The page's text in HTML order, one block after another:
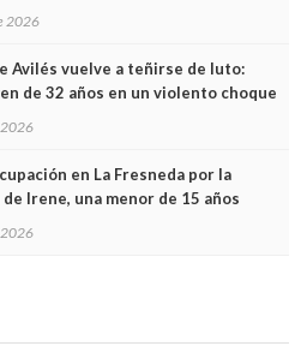
los trenes que no cabían por los
2026
Avilés vuelve a teñirse de luto:
de 32 años en un violento choque
2026
en La Fresneda por la
Irene, una menor de 15 años
2026